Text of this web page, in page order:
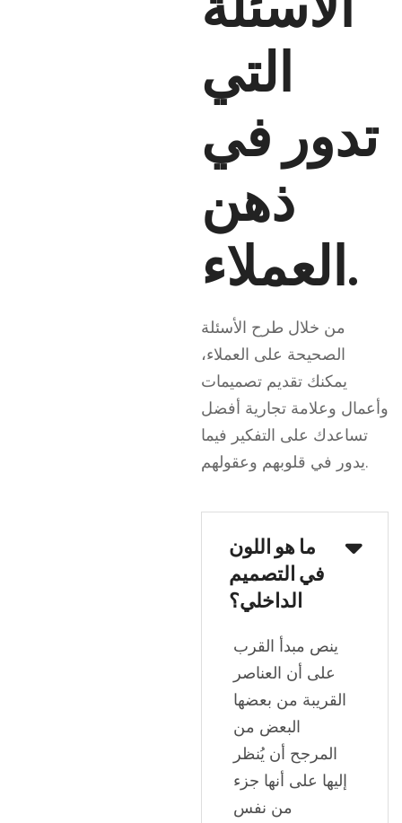
التي
تدور في
ذهن
العملاء.
من خلال طرح الأسئلة
الصحيحة على العملاء،
يمكنك تقديم تصميمات
وأعمال وعلامة تجارية أفضل
تساعدك على التفكير فيما
يدور في قلوبهم وعقولهم.
ما هو اللون
في التصميم
الداخلي؟
ينص مبدأ القرب
على أن العناصر
القريبة من بعضها
البعض من
المرجح أن يُنظر
إليها على أنها جزء
من نفس